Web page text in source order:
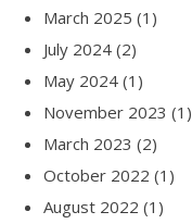
March 2025 (1)
July 2024 (2)
May 2024 (1)
November 2023 (1)
March 2023 (2)
October 2022 (1)
August 2022 (1)